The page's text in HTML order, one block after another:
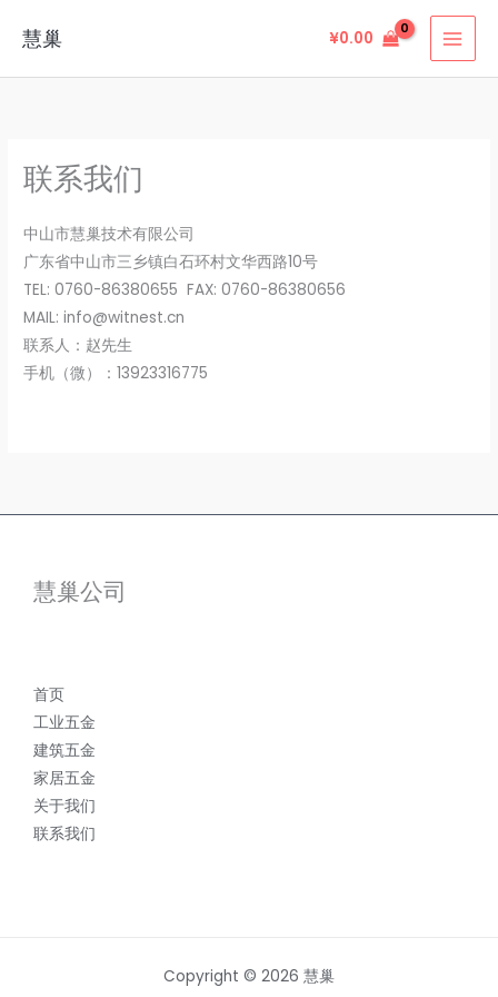
慧巢 ¥0.00
联系我们
中山市慧巢技术有限公司
广东省中山市三乡镇白石环村文华西路10号
TEL: 0760-86380655 FAX: 0760-86380656
MAIL: info@witnest.cn
联系人：赵先生
手机（微）：13923316775
慧巢公司
首页
工业五金
建筑五金
家居五金
关于我们
联系我们
Copyright © 2026 慧巢